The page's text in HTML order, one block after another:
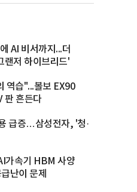
AI 비서까지...더
랜저 하이브리드'
역습"...볼보 EX90
판 흔든다
급증…삼성전자, '청·
가속기 HBM 사양
난이 문제